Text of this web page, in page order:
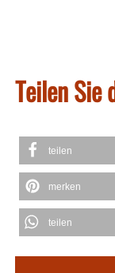
Teilen Sie
teilen
merken
teilen